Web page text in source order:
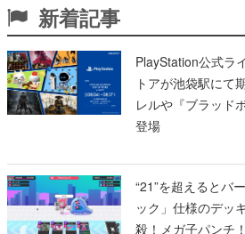
新着記事
PlayStation公式ラ
トアが池袋駅にて
レルや『ブラッド
登場
“21”を超えるとバ
ック」仕様のデッ
殺！メガ子パンチ